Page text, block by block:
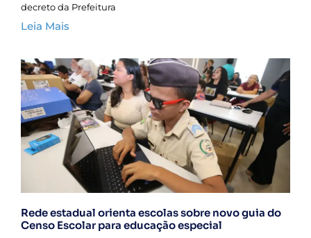
decreto da Prefeitura
Leia Mais
Rede estadual orienta escolas sobre novo guia do
Censo Escolar para educação especial